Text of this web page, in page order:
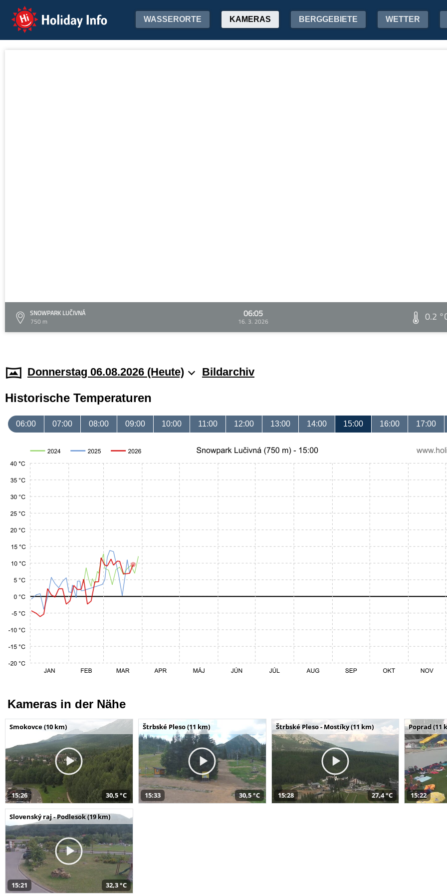
Holiday Info WASSERORTE KAMERAS BERGGEBIETE WETTER
SNOWPARK LUČIVNÁ
750 m
06:05
16. 3. 2026 0.2
Donnerstag 06.08.2026 (Heute) Bildarchiv
Historische Temperaturen
06:00 07:00 08:00 09:00 10:00 11:00 12:00 13:00 14:00 15:00 16:00 17:00
Kameras in der Nähe
Smokovce (10 km)
15:26 30,5 °C
Štrbské Pleso (11 km)
15:33 30,5 °C
Štrbské Pleso - Mostíky (11 km)
15:28 27,4 °C
Poprad (11
15:22
Slovenský raj - Podlesok (19 km)
15:21 32,3 °C